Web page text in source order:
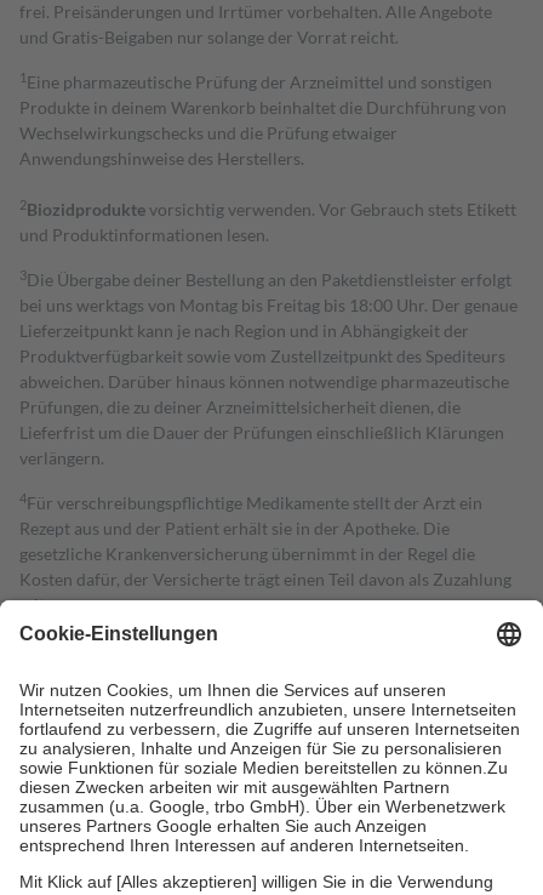
frei. Preisänderungen und Irrtümer vorbehalten. Alle Angebote
und Gratis-Beigaben nur solange der Vorrat reicht.
1 Eine pharmazeutische Prüfung der Arzneimittel und sonstigen
Produkte in deinem Warenkorb beinhaltet die Durchführung von
Wechselwirkungschecks und die Prüfung etwaiger
Anwendungshinweise des Herstellers.
2Biozidproduktevorsichtig verwenden. Vor Gebrauch stets Etikett
und Produktinformationen lesen.
3Die Übergabe deiner Bestellung an den Paketdienstleister erfolgt
bei uns werktags von Montag bis Freitag bis 18:00 Uhr. Der genaue
Lieferzeitpunkt kann je nach Region und in Abhängigkeit der
Produktverfügbarkeit sowie vom Zustellzeitpunkt des Spediteurs
abweichen. Darüber hinaus können notwendige pharmazeutische
Prüfungen, die zu deiner Arzneimittelsicherheit dienen, die
Lieferfrist um die Dauer der Prüfungen einschließlich Klärungen
verlängern.
4Für verschreibungspflichtige Medikamente stellt der Arzt ein
Rezept aus und der Patient erhält sie in der Apotheke. Die
gesetzliche Krankenversicherung übernimmt in der Regel die
Kosten dafür, der Versicherte trägt einen Teil davon als Zuzahlung
mit.
Grundsätzlich leisten Mitglieder Zuzahlungen in Höhe von zehn
höchstens zehn Euro.
Es sind jedoch nie mehr als die tatsächlichen
Kosten der Leistung zu entrichten.
Diese Regeln gelten grundsätzlich auch für Online-Apotheken.
Bei Heilmitteln und häuslicher Krankenpflege beträgt die
Zuzahlung zehn Prozent der Kosten sowie zehn Euro je
Verordnung.
Um das Engagement der Versicherten für ihre eigene Gesundheit zu
stärken und die besondere Stellung der Familie zu unterstützen,
fallenkeine Zuzahlungenan bei: